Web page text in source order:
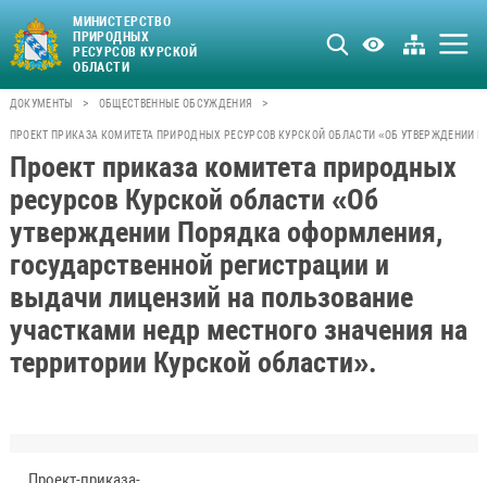
МИНИСТЕРСТВО
ПРИРОДНЫХ
РЕСУРСОВ КУРСКОЙ
ОБЛАСТИ
ДОКУМЕНТЫ > ОБЩЕСТВЕННЫЕ ОБСУЖДЕНИЯ >
ПРОЕКТ ПРИКАЗА КОМИТЕТА ПРИРОДНЫХ РЕСУРСОВ КУРСКОЙ ОБЛАСТИ «ОБ
Проект приказа комитета природных
ресурсов Курской области «Об
утверждении Порядка оформления,
государственной регистрации и
выдачи лицензий на пользование
участками недр местного значения на
территории Курской области».